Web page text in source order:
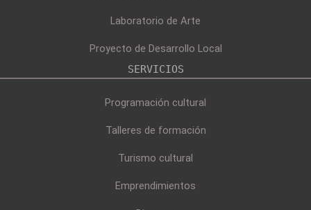
Laboratorio de Arte
Proyecto de Desarrollo Local
SERVICIOS
Programación cultural
Talleres de formación
Turismo cultural
Emprendimientos